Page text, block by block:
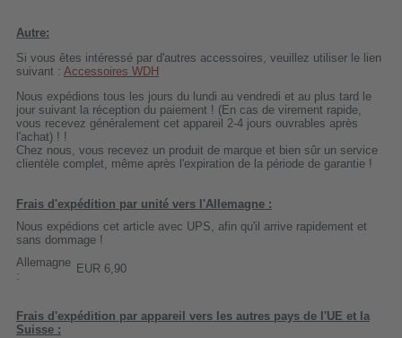
Autre:
Si vous êtes intéressé par d'autres accessoires, veuillez utiliser le lien
suivant : Accessoires WDH
Nous expédions tous les jours du lundi au vendredi et au plus tard le
jour suivant la réception du paiement ! (En cas de virement rapide,
vous recevez généralement cet appareil 2-4 jours ouvrables après
l'achat) ! !
Chez nous, vous recevez un produit de marque et bien sûr un service
clientèle complet, même après l'expiration de la période de garantie !
Frais d'expédition par unité vers l'Allemagne :
Nous expédions cet article avec UPS, afin qu'il arrive rapidement et
sans dommage !
Allemagne
:
EUR 6,90
Frais d'expédition par appareil vers les autres pays de l'UE et la
Suisse :